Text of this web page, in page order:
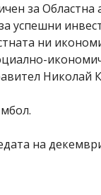
за
успешни
ни
Николай
на